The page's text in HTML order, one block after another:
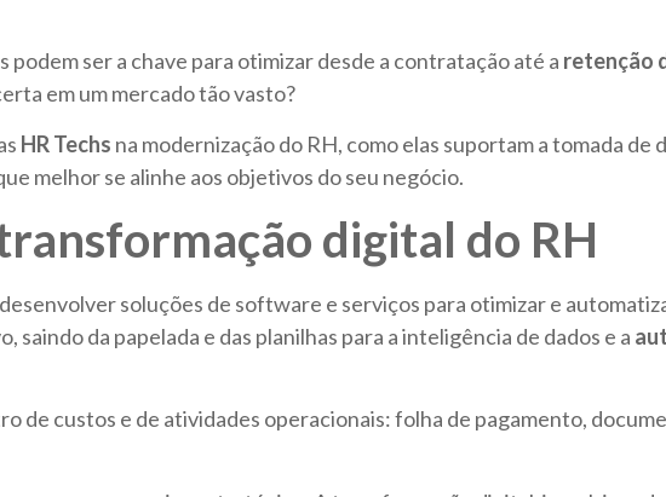
ser a chave para otimizar desde a contratação até a retenção
em um mercado tão vasto?
HR Techs na modernização do RH, como elas suportam a tomada de
melhor se alinhe aos objetivos do seu negócio.
digital do RH
soluções de software e serviços para otimizar e
da papelada e das planilhas para a inteligência de dados e a
de custos e de atividades operacionais: folha de pagamento,